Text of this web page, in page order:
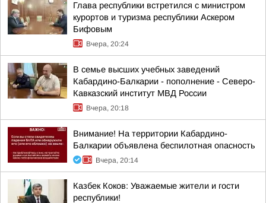
Глава республики встретился с министром
курортов и туризма республики Аскером
Бифовым
Вчера, 20:24
В семье высших учебных заведений
Кабардино-Балкарии - пополнение - Северо-
Кавказский институт МВД России
Вчера, 20:18
Внимание! На территории Кабардино-
Балкарии объявлена беспилотная опасность
Вчера, 20:14
Казбек Коков: Уважаемые жители и гости
республики!